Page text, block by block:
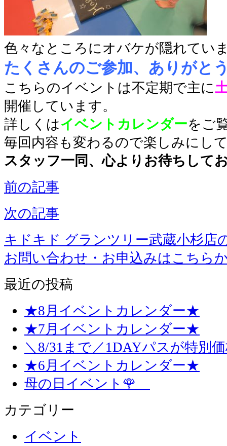
色々なところにオバケが隠れてい
たくさんのご参加、ありがと
こちらのイベントは不定期で主に
開催しています。
詳しくはイベントカレンダーをご
毎回内容も変わるので楽しみにし
スタッフ一同、心よりお待ちして
前の記事
次の記事
キドキド グランツリー武蔵小杉店
お問い合わせ・お申込みはこちら
最近の投稿
★8月イベントカレンダー★
★7月イベントカレンダー★
＼8/31まで／1DAYパスが特別
★6月イベントカレンダー★
母の日イベント🌹
カテゴリー
イベント